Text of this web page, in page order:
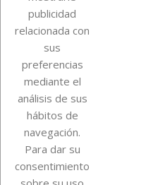
publicidad
relacionada con
sus
preferencias
mediante el
análisis de sus
hábitos de
navegación.
Para dar su
consentimiento